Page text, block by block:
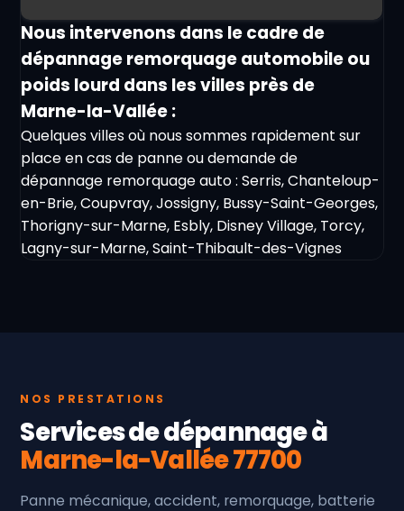
Nous intervenons dans le cadre de
dépannage remorquage automobile ou
poids lourd dans les villes près de
Marne-la-Vallée :
Quelques villes où nous sommes rapidement sur
place en cas de panne ou demande de
dépannage remorquage auto : Serris, Chanteloup-
en-Brie, Coupvray, Jossigny, Bussy-Saint-Georges,
Thorigny-sur-Marne, Esbly, Disney Village, Torcy,
Lagny-sur-Marne, Saint-Thibault-des-Vignes
NOS PRESTATIONS
Services de dépannage à
Marne-la-Vallée 77700
Panne mécanique, accident, remorquage, batterie